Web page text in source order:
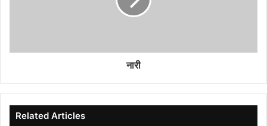
नारी
Related Articles